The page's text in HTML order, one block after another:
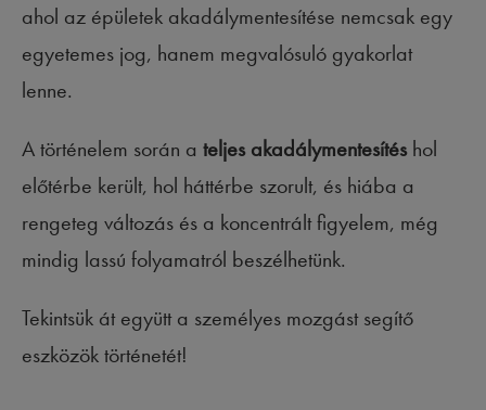
ahol az épületek akadálymentesítése nemcsak egy
egyetemes jog, hanem megvalósuló gyakorlat
lenne.
A történelem során a teljes akadálymentesítéshol
előtérbe került, hol háttérbe szorult, és hiába a
rengeteg változás és a koncentrált figyelem, még
mindig lassú folyamatról beszélhetünk.
Tekintsük át együtt a személyes mozgást segítő
eszközök történetét!